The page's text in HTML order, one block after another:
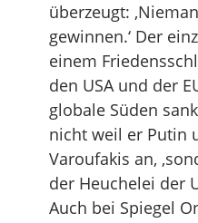
überzeugt:
gewinnen.‘ Der
einem
den USA und der
globale Süden
nicht weil er Putin
Varoufakis an,
der Heuchelei der
Auch bei Spiegel